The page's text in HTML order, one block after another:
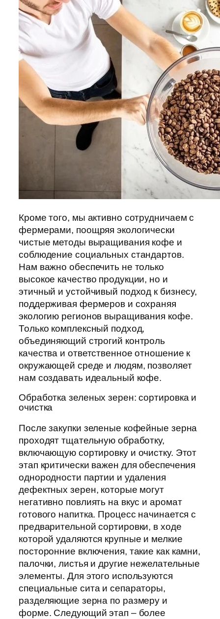
Кроме того, мы активно сотрудничаем с
фермерами, поощряя экологически
чистые методы выращивания кофе и
соблюдение социальных стандартов.
Нам важно обеспечить не только
высокое качество продукции, но и
этичный и устойчивый подход к бизнесу,
поддерживая фермеров и сохраняя
экологию регионов выращивания кофе.
Только комплексный подход,
объединяющий строгий контроль
качества и ответственное отношение к
окружающей среде и людям, позволяет
нам создавать идеальный кофе.
Обработка зеленых зерен: сортировка и
очистка
После закупки зеленые кофейные зерна
проходят тщательную обработку,
включающую сортировку и очистку. Этот
этап критически важен для обеспечения
однородности партии и удаления
дефектных зерен, которые могут
негативно повлиять на вкус и аромат
готового напитка. Процесс начинается с
предварительной сортировки, в ходе
которой удаляются крупные и мелкие
посторонние включения, такие как камни,
палочки, листья и другие нежелательные
элементы. Для этого используются
специальные сита и сепараторы,
разделяющие зерна по размеру и
форме. Следующий этап – более